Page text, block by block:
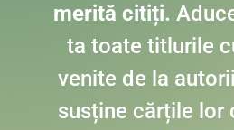
merită citiți.
ta toate titlurile
venite de la
susține cărțile lor